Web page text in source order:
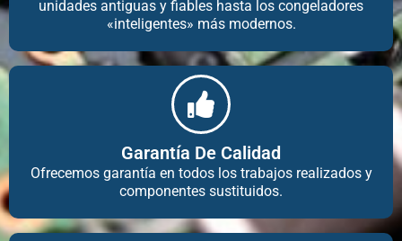
unidades antiguas y fiables hasta los congeladores
«inteligentes» más modernos.
Garantía De Calidad
Ofrecemos garantía en todos los trabajos realizados y
componentes sustituidos.